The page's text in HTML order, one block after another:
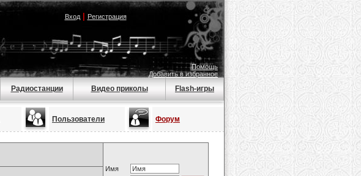
Вход| Регистрация
Помощь
Добавить в избранное
Радиостанции Видео приколы Flash-игры
Пользователи Форум
Имя